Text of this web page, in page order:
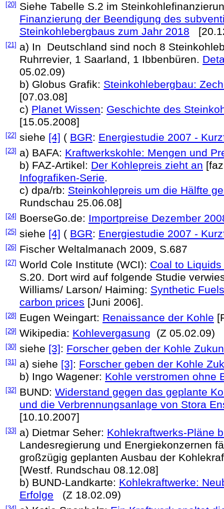
[20] Siehe Tabelle S.2 im
Finanzierung der Beendigung des
Steinkohlebergbaus zum Jahr 2018
[21] a) In Deutschland sind noch 8
Ruhrrevier, 1 Saarland, 1 Ibbenbüren.
05.02.09)
b) Globus Grafik: Steinkohlebergbau:
[07.03.08]
c) Planet Wissen: Geschichte des
[15.05.2008]
[22] siehe [4] ( BGR: Energiestudie 2007 -
[23] a) BAFA: Kraftwerkskohle: Mengen und
b) FAZ-Artikel: Der Kohlepreis zieht an
Infografiken-Serie.
c) dpa/rb: Steinkohlepreis um die Hälfte
Rundschau 25.06.08]
[24] BoerseGo.de: Importpreise Dezember
[25] siehe [4] ( BGR: Energiestudie 2007 -
[26] Fischer Weltalmanach 2009, S.687
[27] World Cole Institute (WCI): Coal to Liquids
S.20. Dort wird auf folgende Studie
Williams/ Larson/ Haiming: Synthetic
carbon prices [Juni 2006].
[28] Eugen Weingart: Renaissance der Kohle
[29] Wikipedia: Kohlevergasung (Z 05.02.09)
[30] siehe [3]: Forscher geben der Kohle
[31] a) siehe [3]: Forscher geben der Kohle
b) Ingo Wagener: Kohle verstromen ohne
[32] BUND: Widerstand gegen das geplante
und die Verbrennungsanlage von Stora
[10.10.2007]
[33] a) Dietmar Seher: Kohlekraftwerks-Pläne
Landesregierung und Energiekonzernen
großzügig geplanten Ausbau der
[Westf. Rundschau 08.12.08]
b) BUND-Landkarte: Kohlekraftwerke:
Erfolge (Z 18.02.09)